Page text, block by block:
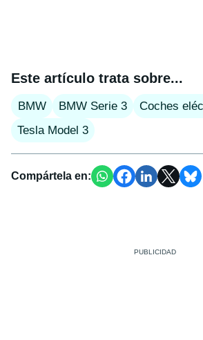
Este artículo trata sobre...
BMW BMW Serie 3 Coches
Tesla Model 3
Compártela en: